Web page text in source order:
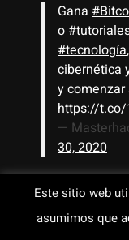
Gana
o
#tecnología,
cibernética
y
https://
—
30, 2020
Todos los derechos
Este sitio web
asumimos que